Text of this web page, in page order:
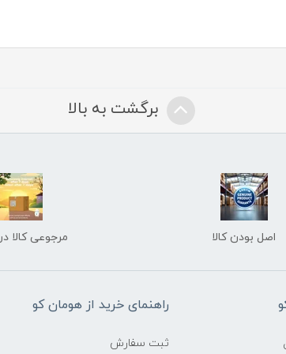
برگشت به بالا
اصل بودن کالا مرجوعی کالا در 7 روز
راهنمای خرید از هومان کو
ثبت سفارش